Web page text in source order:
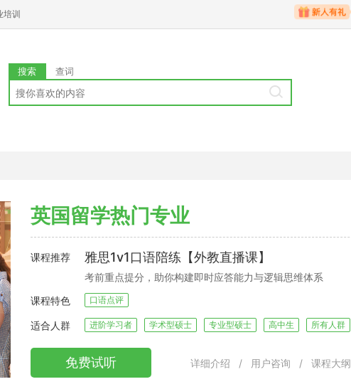
培训
搜索 查词
英国留学热门专业
课程推荐 雅思1v1口语陪练【外教直播课】
考前重点提分，助你构建即时应答能力与逻辑思维体系
课程特色
口语点评
适合人群 进阶学习者 学术型硕士 专业型硕士 高中生 所有人群
免费试听 详细介绍 / 用户咨询 / 课程大纲